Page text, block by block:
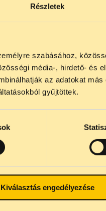
Részletek
szabásához,
média-, hirdető- és
az adatokat
gyűjtöttek.
Kiválasztás engedélyezése
SZÜNET!
hogy
telefonos
. Az első telefonos